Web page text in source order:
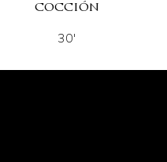
cocción
30'